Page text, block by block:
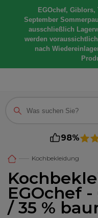
EGOchef,
September
ausschließlich
werden
nach
98%
Kochbekleidung
EGOchef
/ 35 %